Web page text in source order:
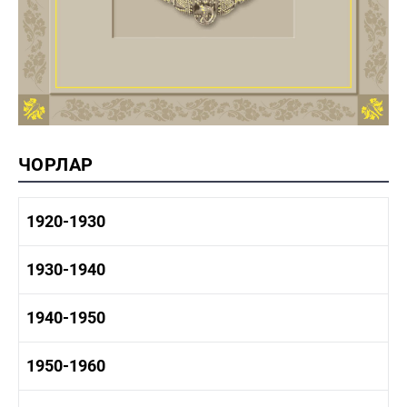
ЧОРЛАР
1920-1930
1920-1930 тарих
1920-1930 мәдәният
1930-1940
1930-1940 тарих
1930-1940 мәдәният
1940-1950
1940-1950 тарих
1940-1950 мәдәният
1950-1960